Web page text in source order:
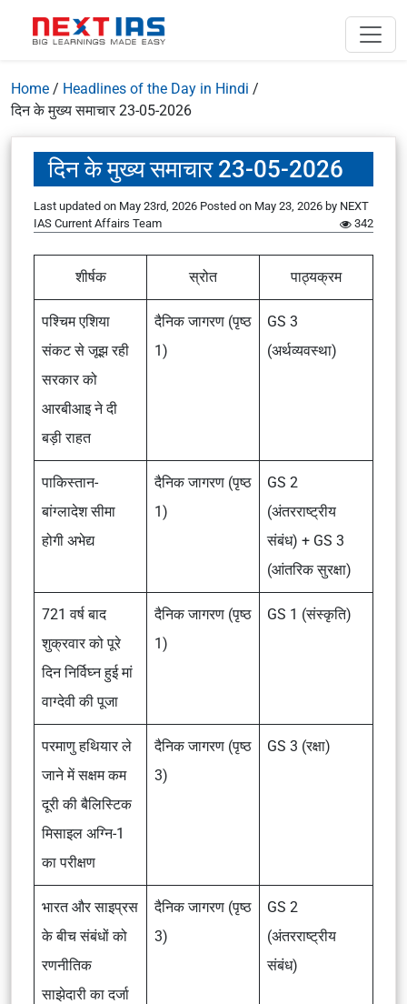
Home / Headlines of the Day in Hindi /
दिन के मुख्य समाचार 23-05-2026
दिन के मुख्य समाचार 23-05-2026
Last updated on May 23rd, 2026 Posted on May 23, 2026 by NEXT
IAS Current Affairs Team
342
शीर्षक स्रोत पाठ्यक्रम
पश्चिम एशिया
संकट से जूझ रही
सरकार को
आरबीआइ ने दी
बड़ी राहत
दैनिक जागरण (पृष्ठ
1)
GS 3
(अर्थव्यवस्था)
पाकिस्तान-
बांग्लादेश सीमा
होगी अभेद्य
दैनिक जागरण (पृष्ठ
1)
GS 2
(अंतरराष्ट्रीय
संबंध) + GS 3
(आंतरिक सुरक्षा)
721 वर्ष बाद
शुक्रवार को पूरे
दिन निर्विघ्न हुई मां
वाग्देवी की पूजा
दैनिक जागरण (पृष्ठ
1)
GS 1 (संस्कृति)
परमाणु हथियार ले
जाने में सक्षम कम
दूरी की बैलिस्टिक
मिसाइल अग्नि-1
का परीक्षण
दैनिक जागरण (पृष्ठ
3)
GS 3 (रक्षा)
भारत और साइप्रस
के बीच संबंधों को
रणनीतिक
साझेदारी का दर्जा
दैनिक जागरण (पृष्ठ
3)
GS 2
(अंतरराष्ट्रीय
संबंध)